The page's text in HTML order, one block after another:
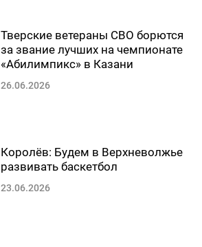
Тверские ветераны СВО борются
за звание лучших на чемпионате
«Абилимпикс» в Казани
26.06.2026
Королёв: Будем в Верхневолжье
развивать баскетбол
23.06.2026